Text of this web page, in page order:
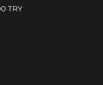
TRY